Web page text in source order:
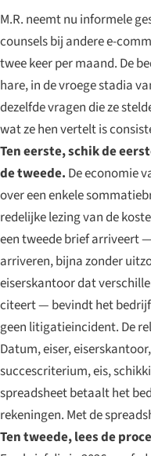
M.R. neemt nu informele
counsels bij andere e-
twee keer per maand. De
hare, in de vroege stadia
dezelfde vragen die ze
wat ze hen vertelt is
Ten eerste, schik de
de tweede. De economie
over een enkele
redelijke lezing van de
een tweede brief arriveert
arriveren, bijna zonder
eiserskantoor dat
citeert — bevindt het
geen litigatieincident. De
Datum, eiser,
succescriterium, eis,
spreadsheet betaalt het
rekeningen. Met de
Ten tweede, lees de